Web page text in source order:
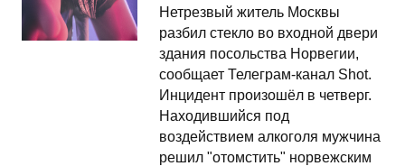
Нетрезвый житель Москвы
разбил стекло во входной двери
здания посольства Норвегии,
сообщает Телеграм-канал Shot.
Инцидент произошёл в четверг.
Находившийся под
воздействием алкоголя мужчина
решил "отомстить" норвежским